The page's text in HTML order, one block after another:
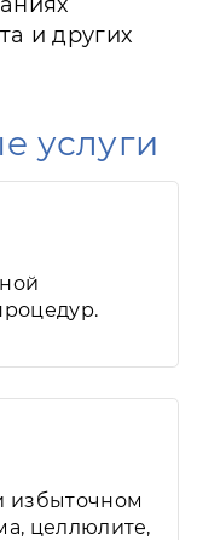
и других
услуги
избыточном
целлюлите,